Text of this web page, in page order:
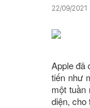
22/09/2021
Apple đã
tiến như
một tuần
diện, cho